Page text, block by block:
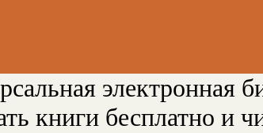
электронная
книги бесплатно и